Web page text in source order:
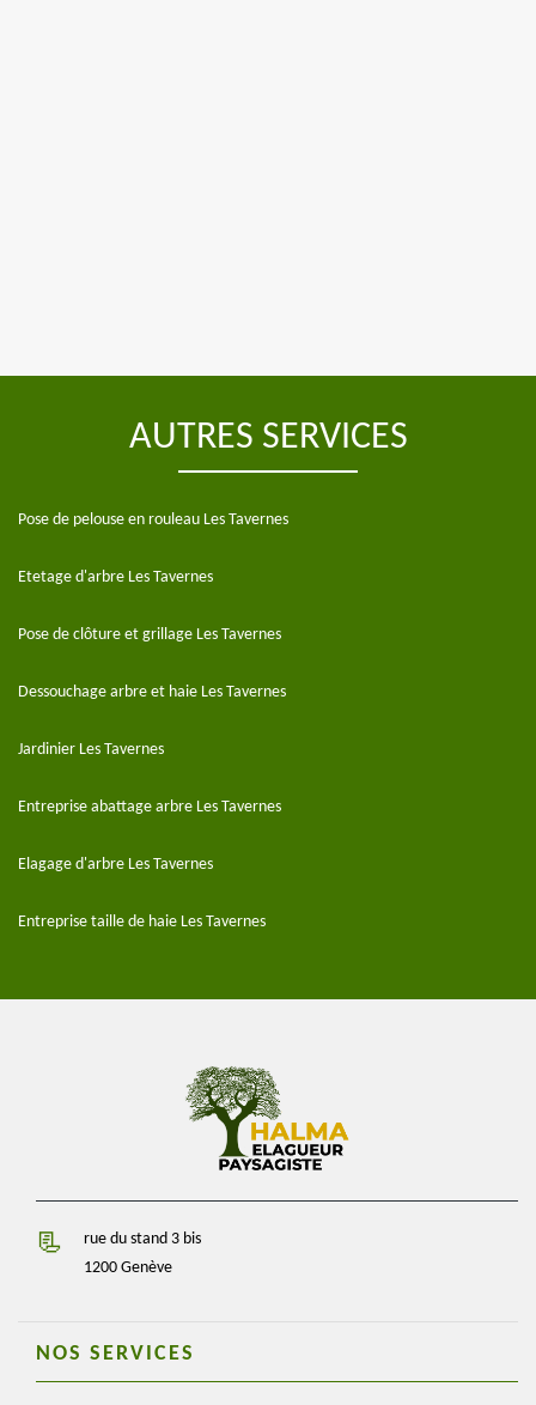
AUTRES SERVICES
Pose de pelouse en rouleau Les Tavernes
Etetage d'arbre Les Tavernes
Pose de clôture et grillage Les Tavernes
Dessouchage arbre et haie Les Tavernes
Jardinier Les Tavernes
Entreprise abattage arbre Les Tavernes
Elagage d'arbre Les Tavernes
Entreprise taille de haie Les Tavernes
rue du stand 3 bis
1200 Genève
NOS SERVICES